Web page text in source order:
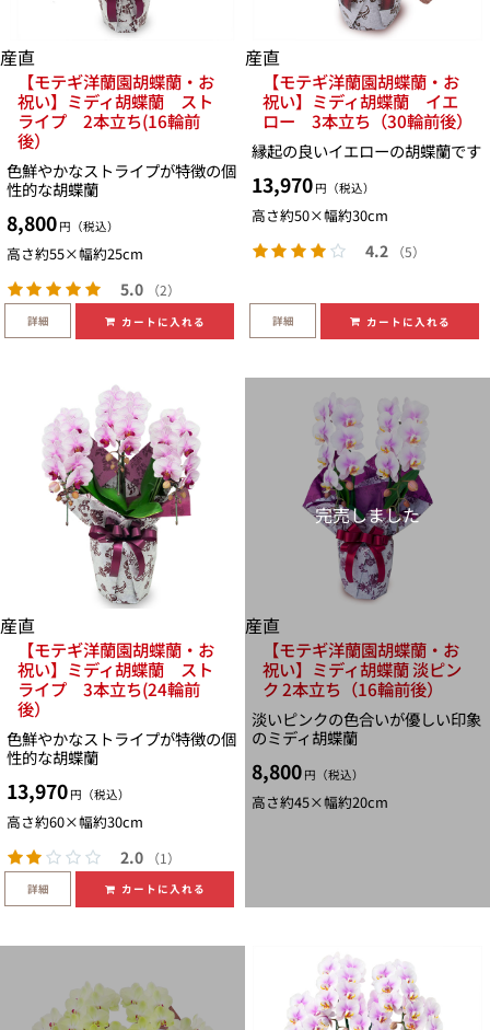
産直
【モテギ洋蘭園胡蝶蘭・お
祝い】ミディ胡蝶蘭 スト
ライプ 2本立ち(16輪前
後）
色鮮やかなストライプが特徴の個
性的な胡蝶蘭
8,800 円（税込）
高さ約55×幅約25cm
5.0 （2）
詳細 カートに入れる
産直
【モテギ洋蘭園胡蝶蘭・お
祝い】ミディ胡蝶蘭 イエ
ロー 3本立ち（30輪前後）
縁起の良いイエローの胡蝶蘭です
13,970 円（税込）
高さ約50×幅約30cm
4.2 （5）
詳細 カートに入れる
産直
【モテギ洋蘭園胡蝶蘭・お
祝い】ミディ胡蝶蘭 スト
ライプ 3本立ち(24輪前
後）
色鮮やかなストライプが特徴の個
性的な胡蝶蘭
13,970 円（税込）
高さ約60×幅約30cm
2.0 （1）
詳細 カートに入れる
産直
【モテギ洋蘭園胡蝶蘭・お
祝い】ミディ胡蝶蘭 淡ピン
ク 2本立ち（16輪前後）
淡いピンクの色合いが優しい印象
のミディ胡蝶蘭
8,800 円（税込）
高さ約45×幅約20cm
完売しました